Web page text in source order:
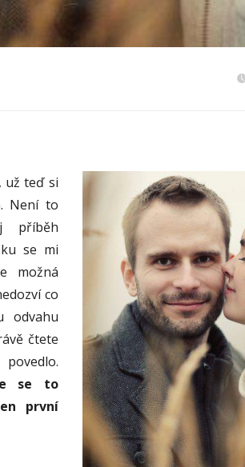
už teď si
Není to
příběh
se mi
možná
co
odvahu
čtete
se to
první